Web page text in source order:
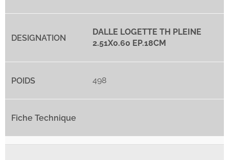
DALLE LOGETTE TH PLEINE
2.51X0.60 EP.18CM
498